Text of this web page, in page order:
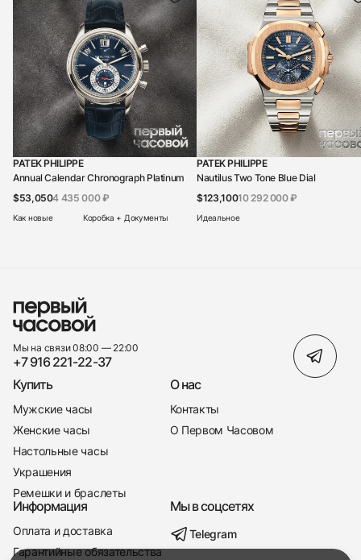
+7 916 221-22-37
PATEK PHILIPPE
Annual Calendar Chronograph Platinum
$53,0504 435 000 ₽
Как новые Коробка + Документы
PATEK PHILIPPE
Nautilus Two Tone Blue Dial
$123,10010 292 000 ₽
Идеальное
Мы на связи 08:00 — 22:00
+7 916 221-22-37
Купить
Мужские часы
Женские часы
Настольные часы
Украшения
Ремешки и браслеты
О нас
Контакты
О Первом Часовом
Информация
Оплата и доставка
Гарантийные обязательства
Мы в соцсетях
Telegram